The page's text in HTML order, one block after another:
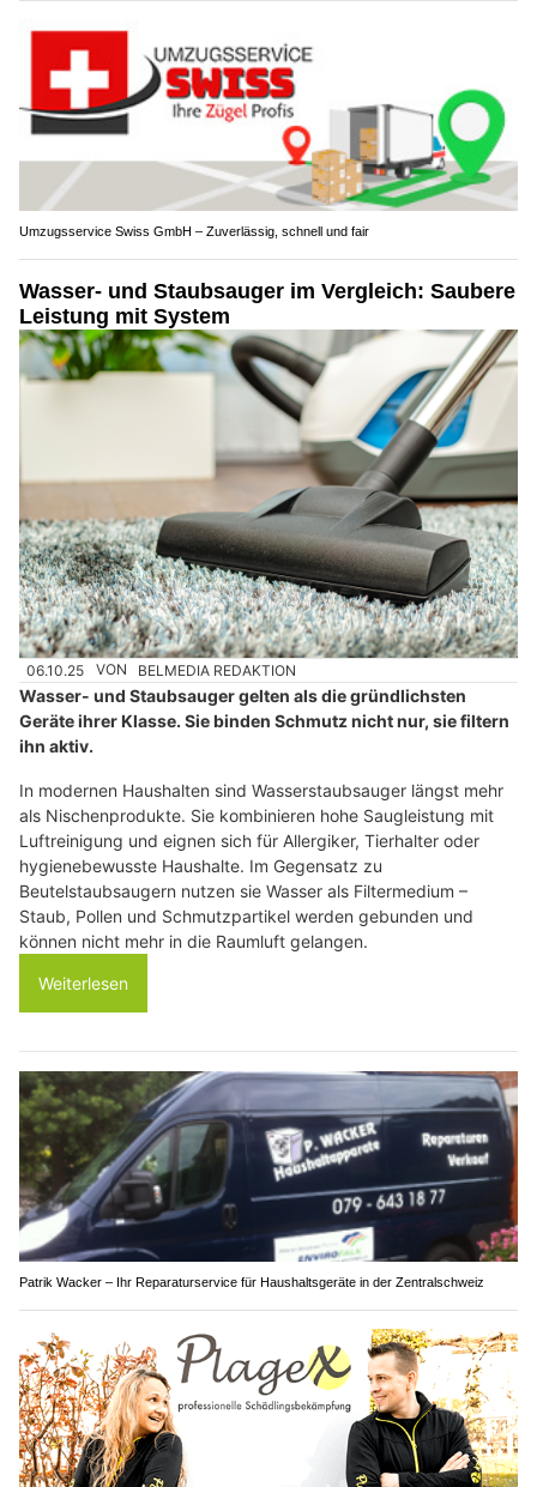
Umzugsservice Swiss GmbH – Zuverlässig, schnell und fair
Wasser- und Staubsauger im Vergleich: Saubere
Leistung mit System
06.10.25 VON BELMEDIA REDAKTION
Wasser- und Staubsauger gelten als die gründlichsten
Geräte ihrer Klasse. Sie binden Schmutz nicht nur, sie filtern
ihn aktiv.
In modernen Haushalten sind Wasserstaubsauger längst mehr
als Nischenprodukte. Sie kombinieren hohe Saugleistung mit
Luftreinigung und eignen sich für Allergiker, Tierhalter oder
hygienebewusste Haushalte. Im Gegensatz zu
Beutelstaubsaugern nutzen sie Wasser als Filtermedium –
Staub, Pollen und Schmutzpartikel werden gebunden und
können nicht mehr in die Raumluft gelangen.
Weiterlesen
Patrik Wacker – Ihr Reparaturservice für Haushaltsgeräte in der Zentralschweiz